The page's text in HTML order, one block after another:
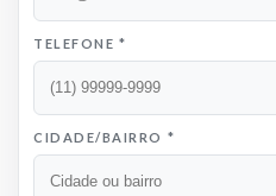
TELEFONE *
CIDADE/BAIRRO *